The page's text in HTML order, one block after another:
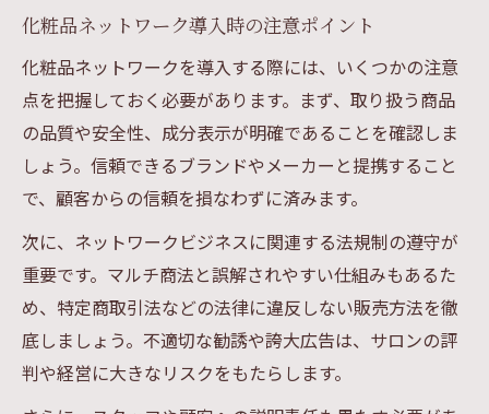
化粧品ネットワーク導入時の注意ポイント
化粧品ネットワークを導入する際には、いくつかの注意
点を把握しておく必要があります。まず、取り扱う商品
の品質や安全性、成分表示が明確であることを確認しま
しょう。信頼できるブランドやメーカーと提携すること
で、顧客からの信頼を損なわずに済みます。
次に、ネットワークビジネスに関連する法規制の遵守が
重要です。マルチ商法と誤解されやすい仕組みもあるた
め、特定商取引法などの法律に違反しない販売方法を徹
底しましょう。不適切な勧誘や誇大広告は、サロンの評
判や経営に大きなリスクをもたらします。